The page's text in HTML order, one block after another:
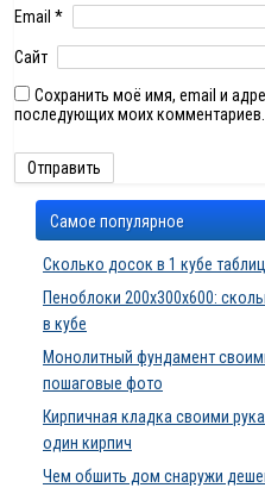
Email *
Сайт
Сохранить моё имя, email и
последующих моих комментариев.
Самое популярное
Сколько досок в 1 кубе
Пеноблоки 200х300х600:
в кубе
Монолитный фундамент
пошаговые фото
Кирпичная кладка своими
один кирпич
Чем обшить дом снаружи